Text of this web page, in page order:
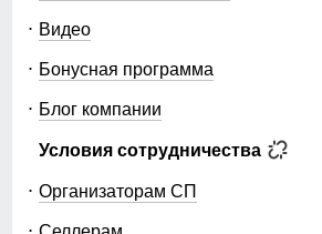
Видео
Бонусная программа
Блог компании
Условия сотрудничества
Организаторам СП